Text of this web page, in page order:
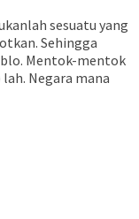
sesuatu yang
Sehingga
Mentok-mentok
Negara mana